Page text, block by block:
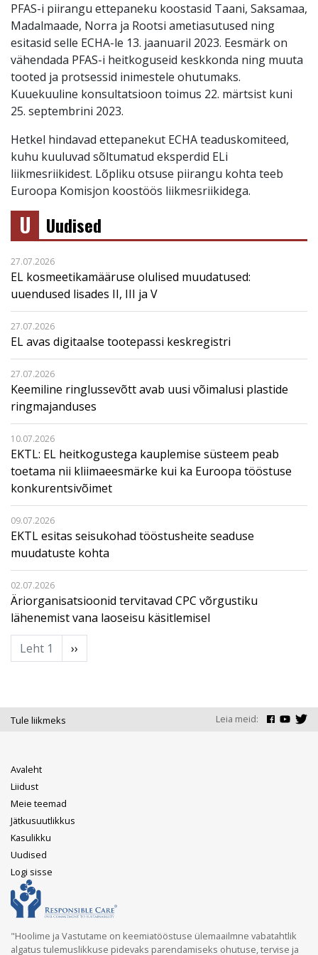
PFAS-i piirangu ettepaneku koostasid Taani, Saksamaa,
Madalmaade, Norra ja Rootsi ametiasutused ning
esitasid selle ECHA-le 13. jaanuaril 2023. Eesmärk on
vähendada PFAS-i heitkoguseid keskkonda ning muuta
tooted ja protsessid inimestele ohutumaks.
Kuuekuuline konsultatsioon toimus 22. märtsist kuni
25. septembrini 2023.
Hetkel hindavad ettepanekut ECHA teaduskomiteed,
kuhu kuuluvad sõltumatud eksperdid ELi
liikmesriikidest. Lõpliku otsuse piirangu kohta teeb
Euroopa Komisjon koostöös liikmesriikidega.
U Uudised
27.07.2026
EL kosmeetikamääruse olulised muudatused:
uuendused lisades II, III ja V
27.07.2026
EL avas digitaalse tootepassi keskregistri
27.07.2026
Keemiline ringlussevõtt avab uusi võimalusi plastide
ringmajanduses
10.07.2026
EKTL: EL heitkogustega kauplemise süsteem peab
toetama nii kliimaeesmärke kui ka Euroopa tööstuse
konkurentsivõimet
09.07.2026
EKTL esitas seisukohad tööstusheite seaduse
muudatuste kohta
02.07.2026
Äriorganisatsioonid tervitavad CPC võrgustiku
lähenemist vana laoseisu käsitlemisel
Pagination
Leht 1
Next
page
››
Tule liikmeks Leia meid:
Main
navigation
Avaleht
Liidust
Meie teemad
Jätkusuutlikkus
Kasulikku
Uudised
User
account
menu
Logi sisse
"Hoolime ja Vastutame on keemiatööstuse ülemaailmne vabatahtlik
algatus tulemuslikkuse pidevaks parendamiseks ohutuse, tervise ja